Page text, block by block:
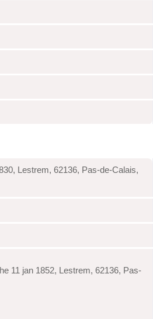
Lestrem, 62136, Pas-de-Calais,
11 jan 1852, Lestrem, 62136, Pas-